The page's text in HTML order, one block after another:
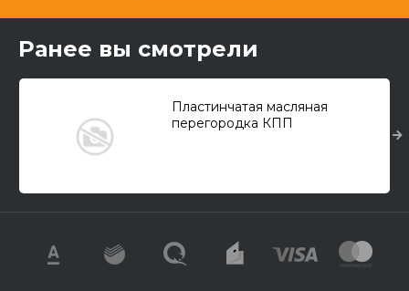
Ранее вы смотрели
Пластинчатая масляная
перегородка КПП